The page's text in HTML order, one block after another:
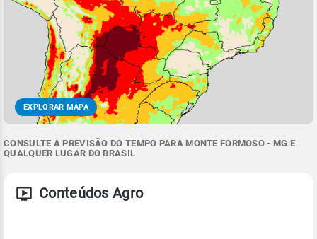
EXPLORAR MAPA
CONSULTE A PREVISÃO DO TEMPO PARA MONTE FORMOSO - MG E
QUALQUER LUGAR DO BRASIL
Conteúdos Agro